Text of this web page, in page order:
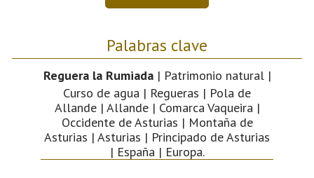
Palabras clave
Reguera la Rumiada| Patrimonio natural |
Curso de agua | Regueras | Pola de
Allande | Allande | Comarca Vaqueira |
Occidente de Asturias | Montaña de
Asturias | Asturias | Principado de Asturias
| España | Europa.